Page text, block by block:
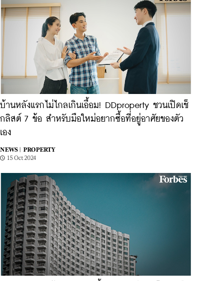
บ้านหลังแรกไม่ไกลเกินเอื้อม! DDproperty ชวนเปิดเช็
กลิสต์ 7 ข้อ สำหรับมือใหม่อยากซื้อที่อยู่อาศัยของตัว
เอง
NEWS |
PROPERTY
15 Oct 2024